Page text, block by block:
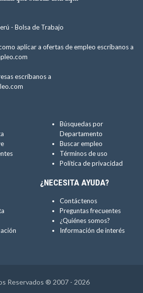
- Bolsa de Trabajo
aplicar a ofertas de empleo escríbanos a
escríbanos a
Búsquedas por
Departamento
Buscar empleo
Términos de uso
Política de privacidad
¿NECESITA AYUDA?
Contáctenos
Preguntas frecuentes
¿Quiénes somos?
Información de interés
Reservados ® 2007 - 2026